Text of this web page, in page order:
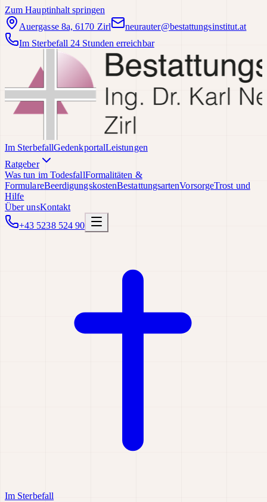
Zum Hauptinhalt springen
Auergasse 8a, 6170 Zirl
neurauter@bestattungsinstitut.at
Im Sterbefall 24 Stunden erreichbar
Im SterbefallGedenkportalLeistungen
Ratgeber
Was tun im TodesfallFormalitäten &
FormulareBeerdigungskostenBestattungsartenVorsorgeTrost und
Hilfe
Über unsKontakt
+43 5238 524 90
Im Sterbefall